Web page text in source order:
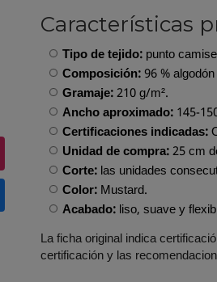
Características
Tipo de tejido:punto
Composición:96 %
Gramaje:210 g/m².
Ancho aproximado:145-
Certificaciones indicadas:
Unidad de compra:25 cm
Corte:las unidades
Color:Mustard.
Acabado:liso, suave y
La ficha original indica
certificación y las